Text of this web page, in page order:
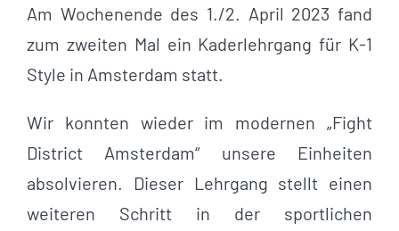
Am Wochenende des 1./2. April 2023 fand
zum zweiten Mal ein Kaderlehrgang für K-1
Style in Amsterdam statt.
Wir konnten wieder im modernen „Fight
District Amsterdam“ unsere Einheiten
absolvieren. Dieser Lehrgang stellt einen
weiteren Schritt in der sportlichen